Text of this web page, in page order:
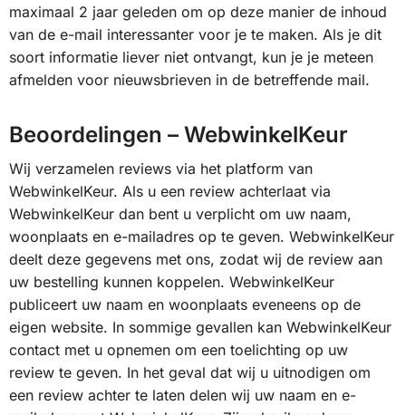
maximaal 2 jaar geleden om op deze manier de inhoud
van de e-mail interessanter voor je te maken. Als je dit
soort informatie liever niet ontvangt, kun je je meteen
afmelden voor nieuwsbrieven in de betreffende mail.
Beoordelingen – WebwinkelKeur
Wij verzamelen reviews via het platform van
WebwinkelKeur. Als u een review achterlaat via
WebwinkelKeur dan bent u verplicht om uw naam,
woonplaats en e-mailadres op te geven. WebwinkelKeur
deelt deze gegevens met ons, zodat wij de review aan
uw bestelling kunnen koppelen. WebwinkelKeur
publiceert uw naam en woonplaats eveneens op de
eigen website. In sommige gevallen kan WebwinkelKeur
contact met u opnemen om een toelichting op uw
review te geven. In het geval dat wij u uitnodigen om
een review achter te laten delen wij uw naam en e-